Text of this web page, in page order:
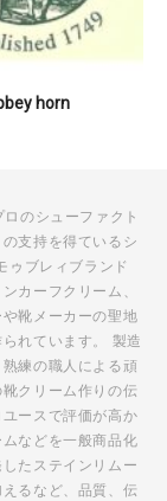
horn
のシューファクト
支持を得ているシ
ゥブレィブランド
カーフクリーム、
靴メーカーの聖地
れています。 製造
練の職人による頑
クリーム作りの伝
ースで評価が高か
などを一般商品化
たステインリムー
るなど、品質、伝